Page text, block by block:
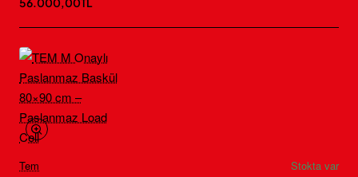
Tem
Stokta var